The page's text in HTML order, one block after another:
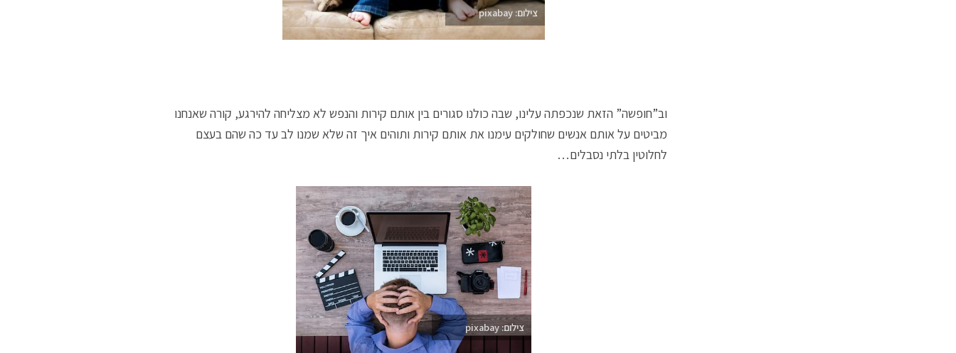
צילום: pixabay
וב”חופשה” הזאת שנכפתה עלינו, שבה כולנו סגורים בין אותם קירות והנפש לא מצליחה להירגע, קורה שאנחנו
מביטים על אותם אנשים שחולקים עימנו את אותם קירות ותוהים איך זה שלא שמנו לב עד כה שהם בעצם
לחלוטין בלתי נסבלים…
צילום: pixabay